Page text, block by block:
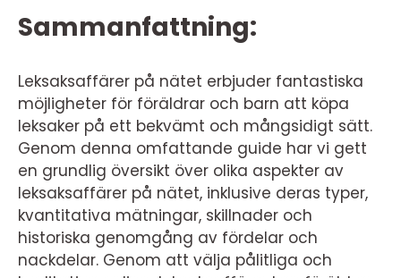
Sammanfattning:
Leksaksaffärer på nätet erbjuder fantastiska
möjligheter för föräldrar och barn att köpa
leksaker på ett bekvämt och mångsidigt sätt.
Genom denna omfattande guide har vi gett
en grundlig översikt över olika aspekter av
leksaksaffärer på nätet, inklusive deras typer,
kvantitativa mätningar, skillnader och
historiska genomgång av fördelar och
nackdelar. Genom att välja pålitliga och